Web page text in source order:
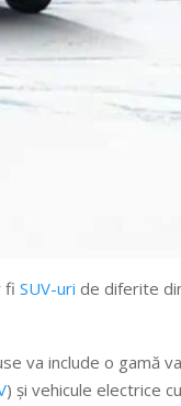
fi SUV-uri de diferite
va include o gamă
) și vehicule electrice